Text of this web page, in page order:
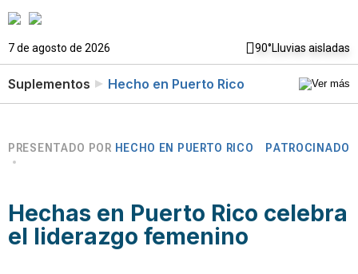
7 de agosto de 2026 90°Lluvias aisladas
Suplementos Hecho en Puerto Rico
PRESENTADO POR HECHO EN PUERTO RICO PATROCINADO
Hechas en Puerto Rico celebra
el liderazgo femenino